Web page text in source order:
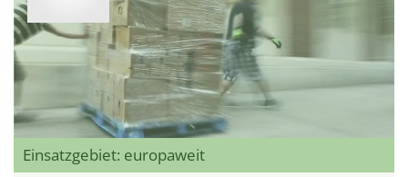
Einsatzgebiet: europaweit